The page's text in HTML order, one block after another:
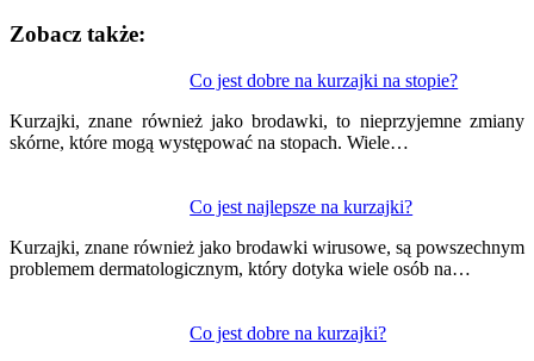
Zobacz także:
Co jest dobre na kurzajki na stopie?
Kurzajki, znane również jako brodawki, to nieprzyjemne zmiany
skórne, które mogą występować na stopach. Wiele…
Co jest najlepsze na kurzajki?
Kurzajki, znane również jako brodawki wirusowe, są powszechnym
problemem dermatologicznym, który dotyka wiele osób na…
Co jest dobre na kurzajki?
wpisu